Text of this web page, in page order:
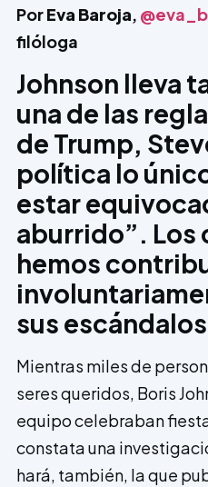
PorEva Baroja,
filóloga
Johnson lleva
una de las
de Trump,
política lo
estar
aburrido”. Los
hemos
sus
Mientras miles de
seres queridos, Boris
equipo celebraban
constata una
hará, también, la que